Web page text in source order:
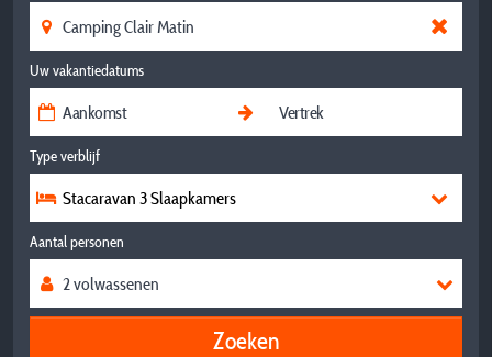
Uw vakantiedatums
Type verblijf
Stacaravan 3 Slaapkamers
Aantal personen
Zoeken